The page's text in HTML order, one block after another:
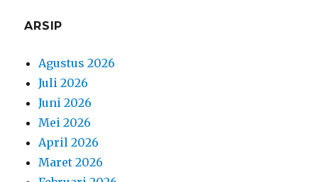
ARSIP
Agustus 2026
Juli 2026
Juni 2026
Mei 2026
April 2026
Maret 2026